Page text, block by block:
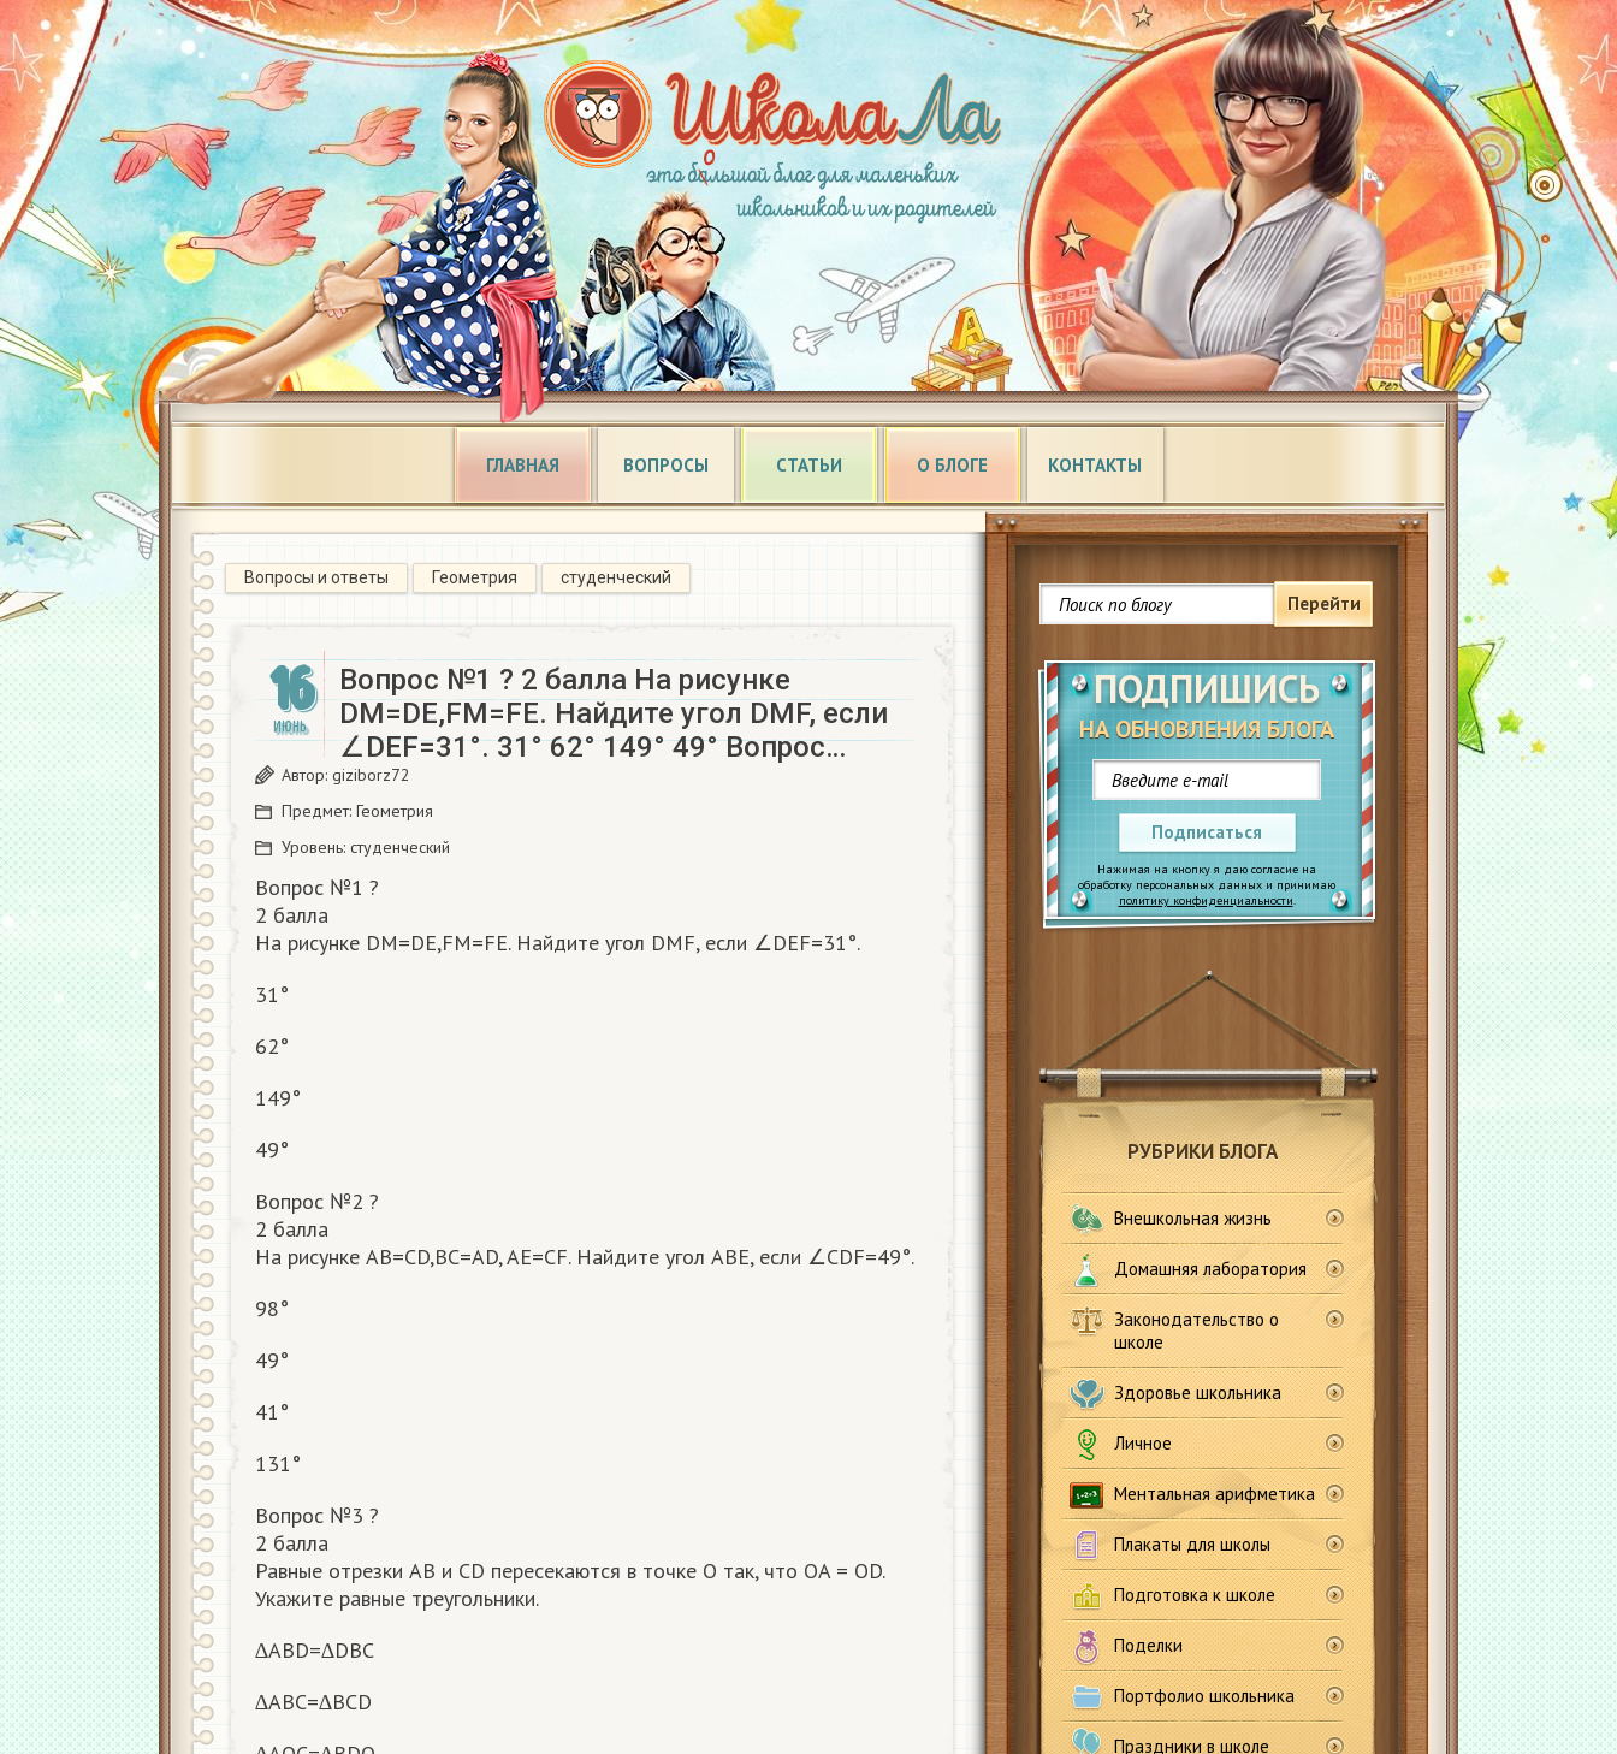
ГЛАВНАЯ ВОПРОСЫ СТАТЬИ О БЛОГЕ КОНТАКТЫ
Перейти
ПОДПИШИСЬ
НА ОБНОВЛЕНИЯ БЛОГА
Подписаться
Нажимая на кнопку я даю согласие на
обработку персональных данных и принимаю
политику конфиденциальности.
РУБРИКИ БЛОГА
Внешкольная жизнь
Домашняя лаборатория
Законодательство о
школе
Здоровье школьника
Личное
Ментальная арифметика
Плакаты для школы
Подготовка к школе
Поделки
Портфолио школьника
Праздники в школе
Вопросы и ответы Геометрия студенческий
16
ИЮНЬ
Вопрос №1 ? 2 балла На рисунке
DM=DE,FM=FE. Найдите угол DMF, если
∠DEF=31°. 31° 62° 149° 49° Вопрос…
Автор: giziborz72
Предмет: Геометрия
Уровень: студенческий
Вопрос №1 ?
2 балла
На рисунке DM=DE,FM=FE. Найдите угол DMF, если ∠DEF=31°.
31°
62°
149°
49°
Вопрос №2 ?
2 балла
На рисунке AB=CD,BC=AD, AE=CF. Найдите угол ABE, если ∠CDF=49°.
98°
49°
41°
131°
Вопрос №3 ?
2 балла
Равные отрезки AB и CD пересекаются в точке O так, что OA = OD.
Укажите равные треугольники.
∆ABD=∆DBC
∆ABC=∆BCD